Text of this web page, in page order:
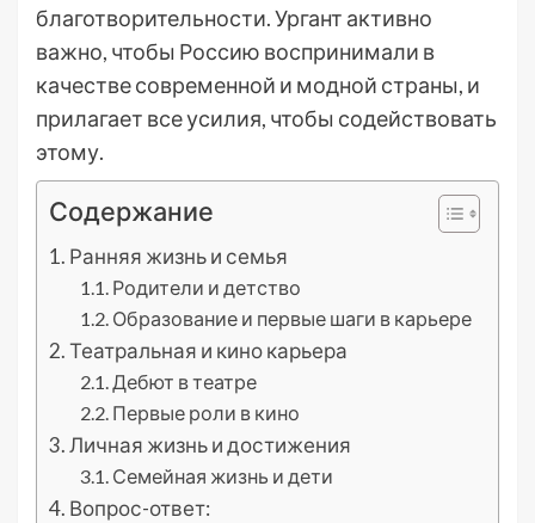
благотворительности. Ургант активно
важно, чтобы Россию воспринимали в
качестве современной и модной страны, и
прилагает все усилия, чтобы содействовать
этому.
Содержание
Ранняя жизнь и семья
Родители и детство
Образование и первые шаги в карьере
Театральная и кино карьера
Дебют в театре
Первые роли в кино
Личная жизнь и достижения
Семейная жизнь и дети
Вопрос-ответ: